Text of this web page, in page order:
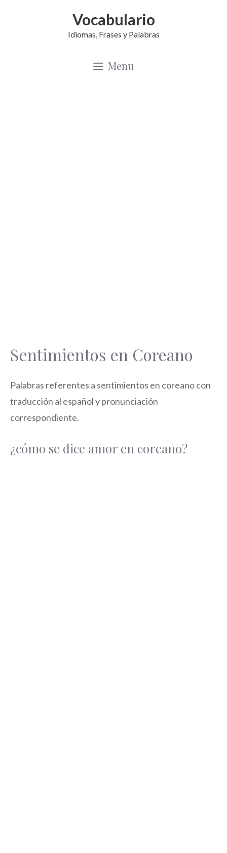
Vocabulario
Idiomas, Frases y Palabras
Menu
Sentimientos en Coreano
Palabras referentes a sentimientos en coreano con
traducción al español y pronunciación
correspondiente.
¿cómo se dice amor en coreano?